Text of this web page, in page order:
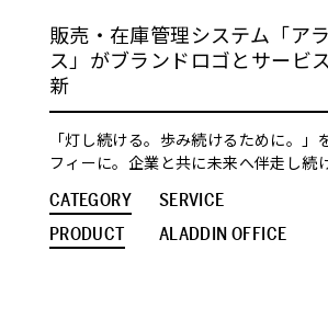
販売・在庫管理システム「ア
ス」がブランドロゴとサービ
新
「灯し続ける。歩み続けるために。」
フィーに。企業と共に未来へ伴走し続
CATEGORY
SERVICE
PRODUCT
ALADDIN OFFICE